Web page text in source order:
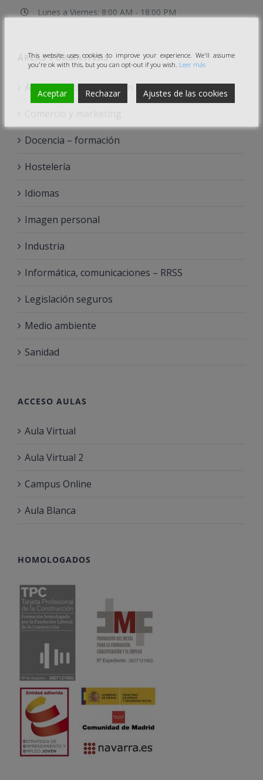
Lunes a Viernes: 8:00 AM - 18:00 PM
ÁREAS FORMATIVAS
Administracion y gestión
Docencia – formación
Hostelería
Idiomas
Imagen personal
Industria
Informática, comunicaciones – RRSS
Legislación seguros
Medio ambiente
Sanidad
ACCESO AULAS
Aula Virtual
Aula Virtual 2
Campus Online
Aula Blanca
HOMOLOGADOS
This website uses cookies to improve your experience. We'll assume
you're ok with this, but you can opt-out if you wish. Leer más
Aceptar Rechazar Ajustes de las cookies